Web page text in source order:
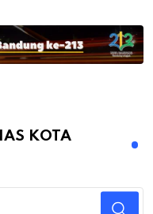
KOTA